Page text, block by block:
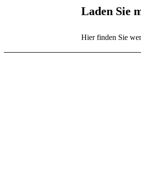
Laden Sie
Hier finden Sie